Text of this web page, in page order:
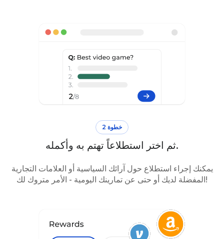
خطوة 2
ثم اختر استطلاعاً تهتم به وأكمله.
يمكنك إجراء استطلاع حول آرائك السياسية أو العلامات التجارية
المفضلة لديك أو حتى عن تمارينك اليومية - الأمر متروك لك!